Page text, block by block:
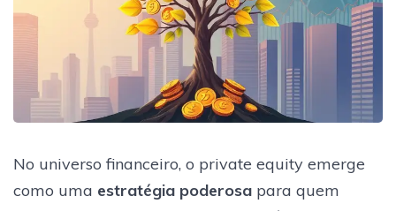
No universo financeiro, o private equity emerge
como uma estratégia poderosa para quem